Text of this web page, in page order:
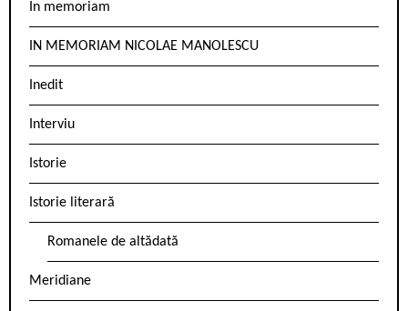
In memoriam
IN MEMORIAM NICOLAE MANOLESCU
Inedit
Interviu
Istorie
Istorie literară
Romanele de altădată
Meridiane